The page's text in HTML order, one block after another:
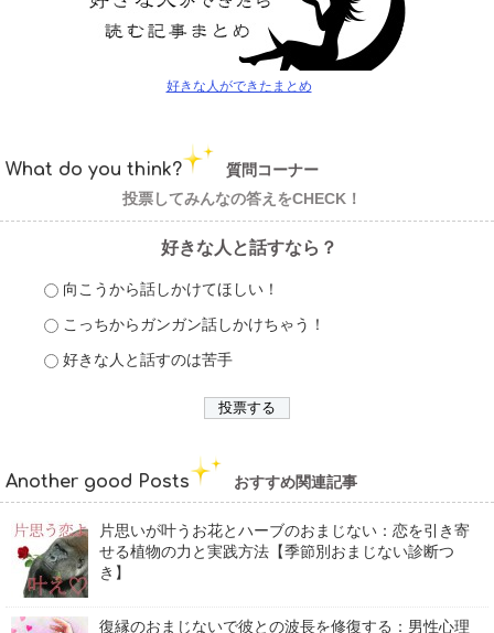
好きな人ができたまとめ
What do you think?
質問コーナー
投票してみんなの答えをCHECK！
好きな人と話すなら？
向こうから話しかけてほしい！
こっちからガンガン話しかけちゃう！
好きな人と話すのは苦手
Another good Posts おすすめ関連記事
片思いが叶うお花とハーブのおまじない：恋を引き寄
せる植物の力と実践方法【季節別おまじない診断つ
き】
復縁のおまじないで彼との波長を修復する：男性心理